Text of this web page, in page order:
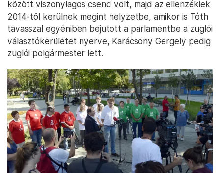
között viszonylagos csend volt, majd az ellenzékiek
2014-től kerülnek megint helyzetbe, amikor is Tóth
tavasszal egyéniben bejutott a parlamentbe a zuglói
választókerületet nyerve, Karácsony Gergely pedig
zuglói polgármester lett.